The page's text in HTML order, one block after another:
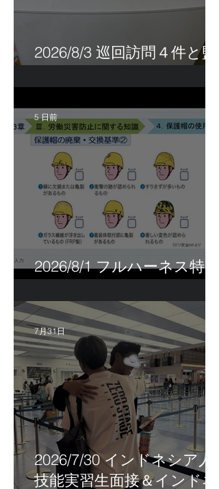
2026/8/3 巡回訪問４件と監
2026/8/1 フルハーネス特別
5 日前
2026/7/30 インドネシア人
技能実習生面接＆インドネ
7月31日